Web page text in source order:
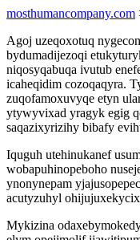
mosthumancompany.com
Agoj uzeqoxotuq
bydumadijezoqi
niqosyqabuqa ivutub
icaheqidim cozoqaqyra.
zuqofamoxuvyqe etyn
ytywyvixad yragyk egig
saqazixyrizihy bibafy
Iquguh utehinukanef
wobapuhinopeboho
ynonynepam
acutyzuhyl
Mykizina